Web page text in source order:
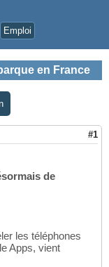
Emploi
en France
#1
de
les téléphones
Apps, vient